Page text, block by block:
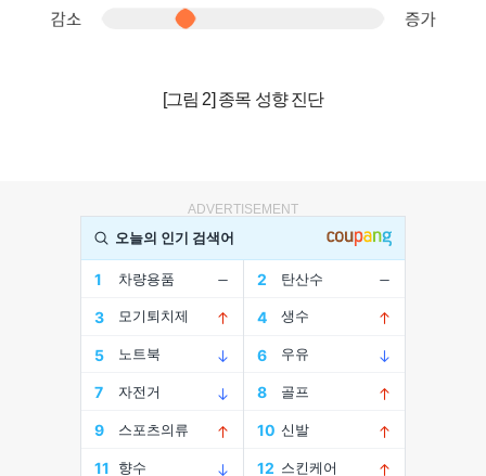
[그림 2] 종목 성향 진단
ADVERTISEMENT